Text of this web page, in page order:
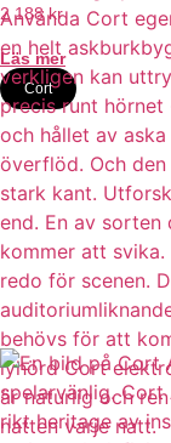
2 188kr
Läs mer
Cort